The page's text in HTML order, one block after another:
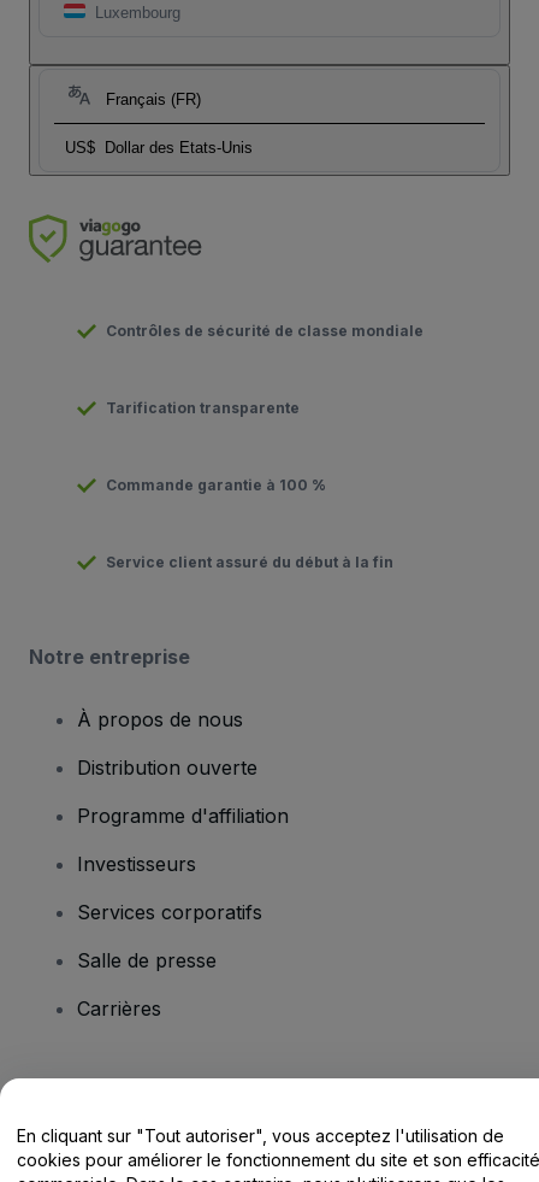
Luxembourg
Français (FR)
US$ Dollar des Etats-Unis
Contrôles de sécurité de classe mondiale
Tarification transparente
Commande garantie à 100 %
Service client assuré du début à la fin
Notre entreprise
À propos de nous
Distribution ouverte
Programme d'affiliation
Investisseurs
Services corporatifs
Salle de presse
Carrières
Centre d'assistance / Nous contacter
En cliquant sur "Tout autoriser", vous acceptez l'utilisation de
cookies pour améliorer le fonctionnement du site et son efficacité